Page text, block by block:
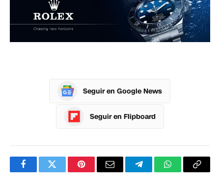
Seguir en Google News
Seguir en Flipboard
FacebookTwitterPinterestCorreoTelegramWhatsApp